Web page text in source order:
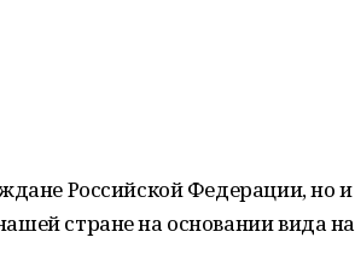
Российской Федерации, но и
стране на основании вида на